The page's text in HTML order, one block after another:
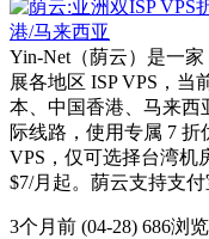
Yin-Net（荫云）是一
展各地区 ISP VPS，当
本、中国香港、马来西
际线路，使用专属 7 折
VPS，仅可选择台湾机
$7/月起。荫云支持支
3个月前 (04-28) 686浏览